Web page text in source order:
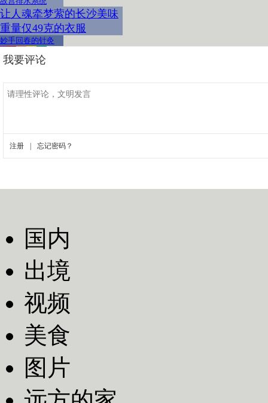
让人魂牵梦萦的长沙美味
重量仅49克的衣服
妙手回春的针灸
国内
出境
视频
美食
图片